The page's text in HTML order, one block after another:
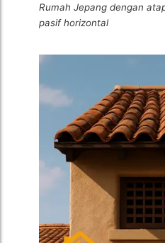
Rumah Jepang dengan
pasif horizontal